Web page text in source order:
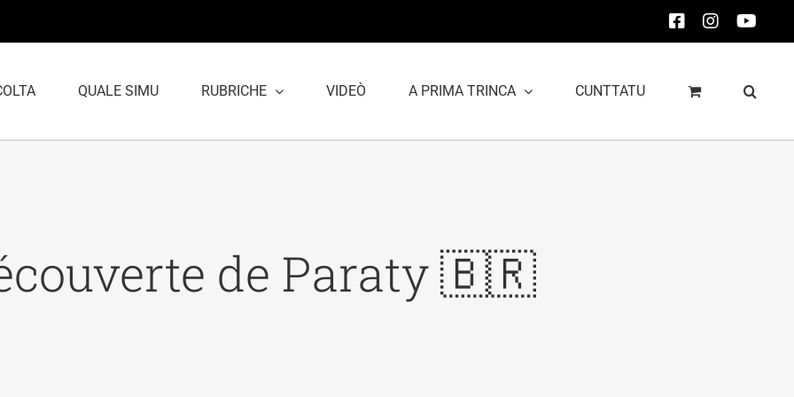
Facebook
Instagram
QUALE SIMU RUBRICHE VIDEÒ A PRIMA TRINCA CUNTTATU
de Paraty 🇧🇷